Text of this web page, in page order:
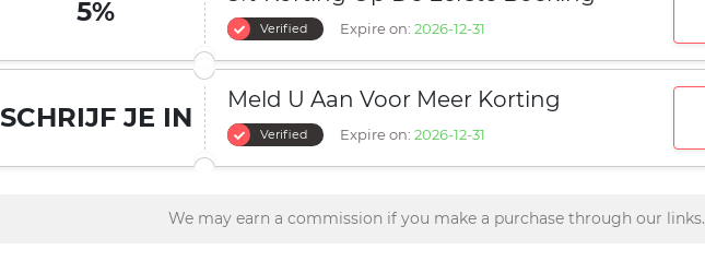
5%
Verified Expire on: 2026-12-31
SCHRIJF JE IN
Meld U Aan Voor Meer Korting
Verified Expire on: 2026-12-31
We may earn a commission if you make a purchase through our links.